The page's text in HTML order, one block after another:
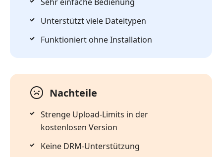
Unterstützt viele Dateitypen
Funktioniert ohne Installation
Nachteile
Strenge Upload-Limits in der
kostenlosen Version
Keine DRM-Unterstützung